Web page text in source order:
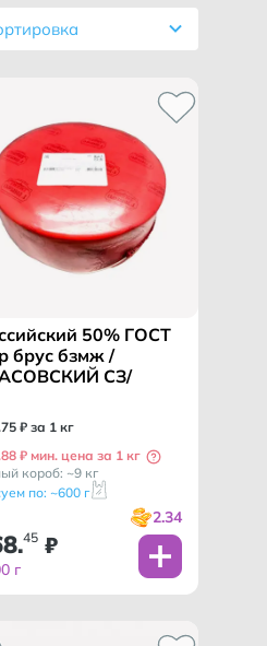
50% ГОСТ
брус бзмж /
СЗ/
75 ₽ за 1 кг
₽ мин. цена за 1 кг
короб: ~9 кг
по: ~600 г
2.34
.45 ₽
г